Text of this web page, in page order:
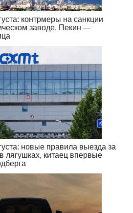
контрмеры на санкции
заводе, Пекин —
новые правила выезда за
лягушках, китаец впервые